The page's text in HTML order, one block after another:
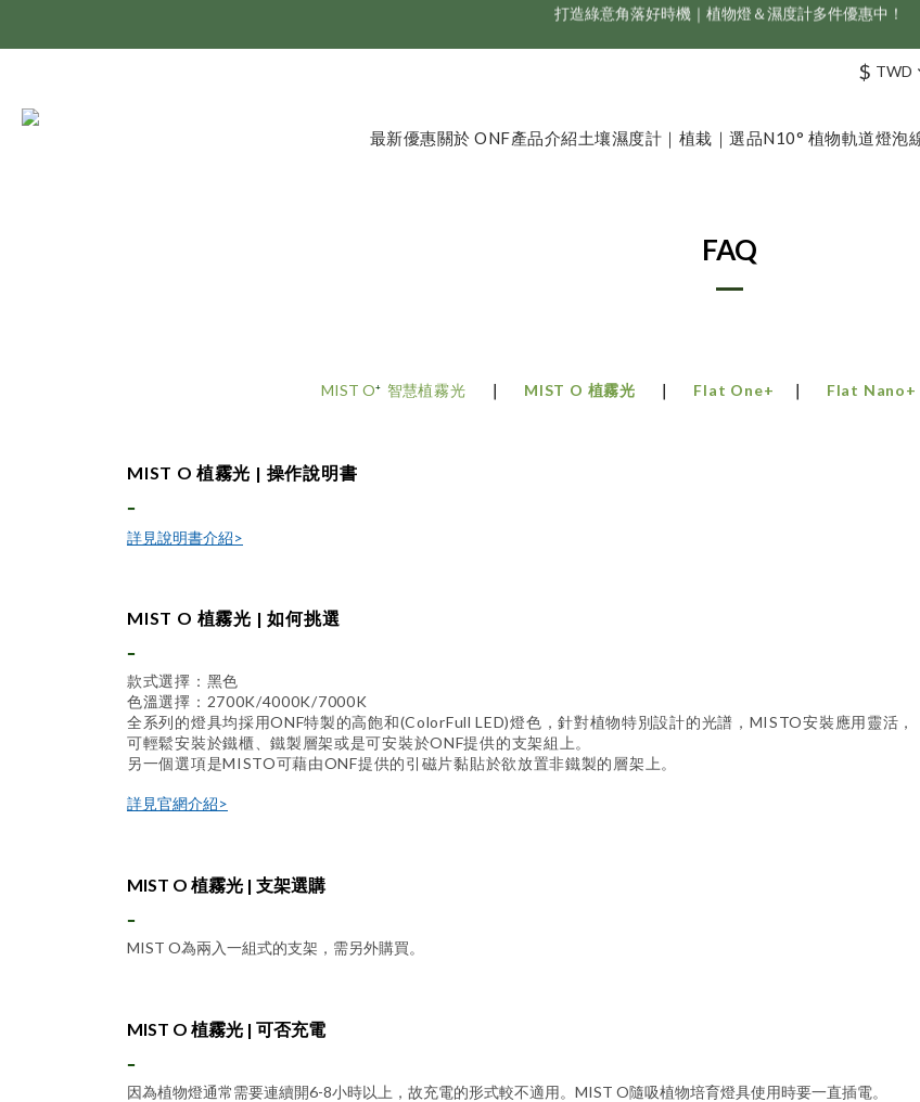
新會員享首購折 $100 優惠，立即點我註冊！！
新會員享首購折 $100 優惠，立即點我註冊！！
$ TWD
最新優惠關於 ONF產品介紹土壤濕度計｜植栽｜選品N10° 植物軌道燈泡
FAQ
MIST O⁺ 智慧植霧光 MIST O 植霧光 Flat One+ Flat Nano+
MIST O 植霧光 | 操作說明書
-
詳見說明書介紹>
MIST O 植霧光 | 如何挑選
-
款式選擇：黑色
色溫選擇：2700K/4000K/7000K
全系列的燈具均採用ONF特製的高飽和(ColorFull LED)燈色，針對植物特別設計的光譜，MISTO安裝應用靈活，
可輕鬆安裝於鐵櫃、鐵製層架或是可安裝於ONF提供的支架組上。
另一個選項是MISTO可藉由ONF提供的引磁片黏貼於欲放置非鐵製的層架上。
詳見官網介紹>
MIST O 植霧光 | 支架選購
-
MIST O為兩入一組式的支架，需另外購買。
MIST O 植霧光 | 可否充電
-
因為植物燈通常需要連續開6-8小時以上，故充電的形式較不適用。MIST O隨吸植物培育燈具使用時要一直插電。